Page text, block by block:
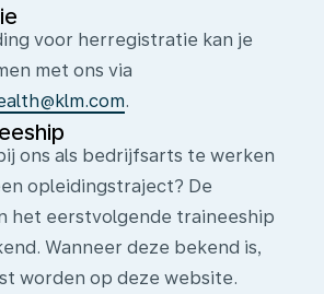
voor herregistratie kan je
met ons via
.
ons als bedrijfsarts te werken
opleidingstraject? De
het eerstvolgende traineeship
Wanneer deze bekend is,
worden op deze website.